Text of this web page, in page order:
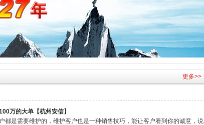
更多>>
万的大单【杭州安信】
都是需要维护的，维护客户也是一种销售技巧，能让客户看到你的诚意，说